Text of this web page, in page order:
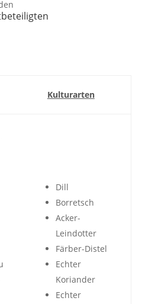
Kulturarten
Dill
Borretsch
Acker-
Leindotter
Färber-Distel
Echter
Koriander
Echter